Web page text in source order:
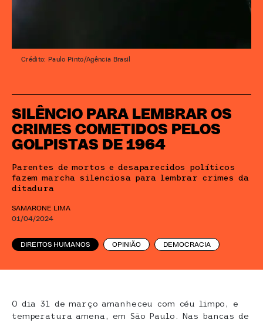
SILÊNCIO PARA LEMBRAR OS
CRIMES COMETIDOS PELOS
GOLPISTAS DE 1964
Parentes de mortos e desaparecidos políticos
fazem marcha silenciosa para lembrar crimes da
ditadura
SAMARONE LIMA
01/04/2024
DIREITOS HUMANOS OPINIÃO DEMOCRACIA
Crédito: Paulo Pinto/Agência Brasil
O dia 31 de março amanheceu com céu limpo, e
temperatura amena, em São Paulo. Nas bancas de